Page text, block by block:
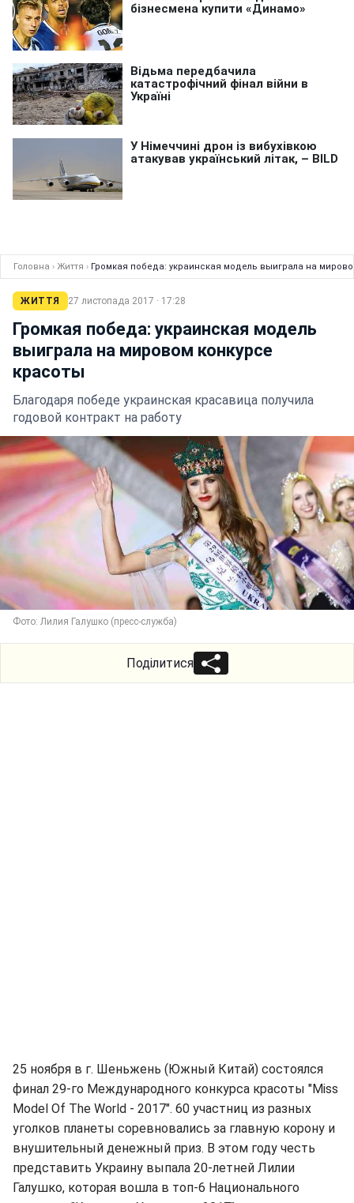
Головна › Життя › Громкая победа: украинская модель выиграла на
ЖИТТЯ 27 листопада 2017 · 17:28
Громкая победа: украинская модель
выиграла на мировом конкурсе
красоты
Благодаря победе украинская красавица получила
годовой контракт на работу
Фото: Лилия Галушко (пресс-служба)
Поділитися
25 ноября в г. Шеньжень (Южный Китай) состоялся
финал 29-го Международного конкурса красоты "Miss
Model Of The World - 2017". 60 участниц из разных
уголков планеты соревновались за главную корону и
внушительный денежный приз. В этом году честь
представить Украину выпала 20-летней Лилии
Галушко, которая вошла в топ-6 Национального